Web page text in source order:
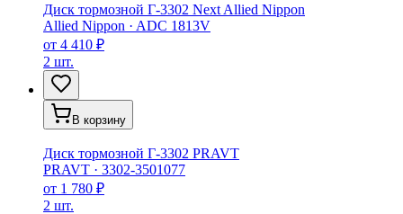
Диск тормозной Г-3302 Next Allied Nippon
Allied Nippon · ADC 1813V
от 4 410 ₽
2 шт.
В корзину
Диск тормозной Г-3302 PRAVT
PRAVT · 3302-3501077
от 1 780 ₽
2 шт.